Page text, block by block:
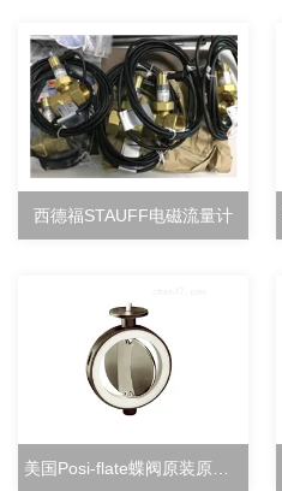
西德福STAUFF电磁流量计